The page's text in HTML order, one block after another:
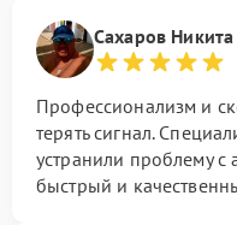
Сахаров Никита
Профессионализм и
терять сигнал.
устранили проблему с
быстрый и